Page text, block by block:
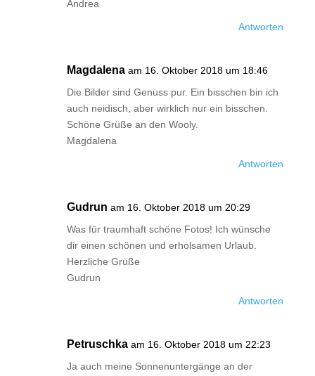
Andrea
Antworten
Magdalena am 16. Oktober 2018 um 18:46
Die Bilder sind Genuss pur. Ein bisschen bin ich
auch neidisch, aber wirklich nur ein bisschen.
Schöne Grüße an den Wooly.
Magdalena
Antworten
Gudrun am 16. Oktober 2018 um 20:29
Was für traumhaft schöne Fotos! Ich wünsche
dir einen schönen und erholsamen Urlaub.
Herzliche Grüße
Gudrun
Antworten
Petruschka am 16. Oktober 2018 um 22:23
Ja auch meine Sonnenuntergänge an der